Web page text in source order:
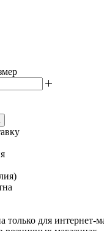
только для интернет-